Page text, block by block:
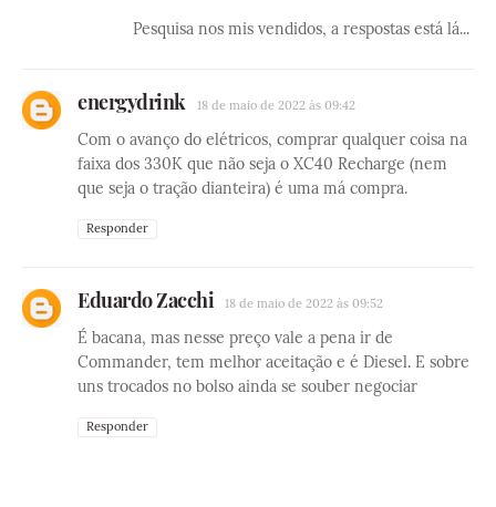
Pesquisa nos mis vendidos, a respostas está lá...
energydrink 18 de maio de 2022 às 09:42
Com o avanço do elétricos, comprar qualquer coisa na
faixa dos 330K que não seja o XC40 Recharge (nem
que seja o tração dianteira) é uma má compra.
Responder
Eduardo Zacchi 18 de maio de 2022 às 09:52
É bacana, mas nesse preço vale a pena ir de
Commander, tem melhor aceitação e é Diesel. E sobre
uns trocados no bolso ainda se souber negociar
Responder